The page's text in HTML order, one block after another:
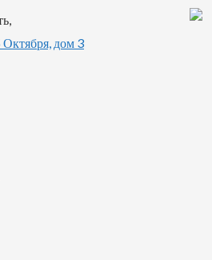
Октября, дом 3